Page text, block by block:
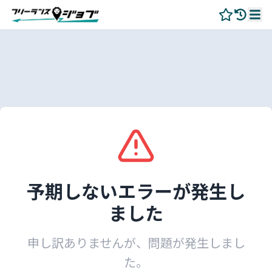
予期しないエラーが発生し
ました
申し訳ありませんが、問題が発生しまし
た。